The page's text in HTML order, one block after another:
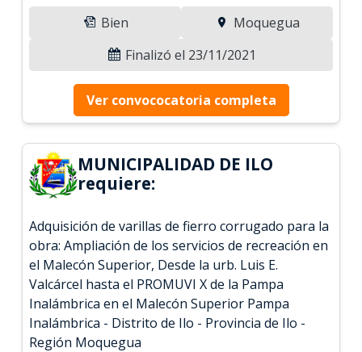
Bien
Moquegua
Finalizó el 23/11/2021
Ver convococatoria completa
MUNICIPALIDAD DE ILO
requiere:
Adquisición de varillas de fierro corrugado para la
obra: Ampliación de los servicios de recreación en
el Malecón Superior, Desde la urb. Luis E.
Valcárcel hasta el PROMUVI X de la Pampa
Inalámbrica en el Malecón Superior Pampa
Inalámbrica - Distrito de Ilo - Provincia de Ilo -
Región Moquegua